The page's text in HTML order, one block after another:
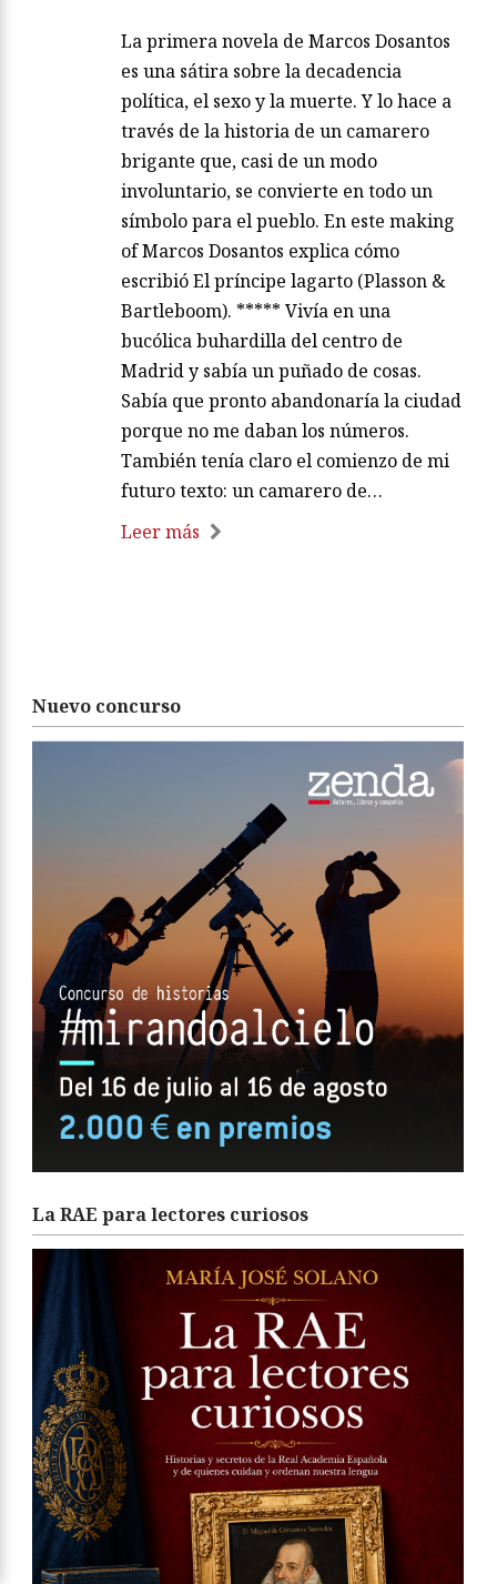
La primera novela de Marcos Dosantos
es una sátira sobre la decadencia
política, el sexo y la muerte. Y lo hace a
través de la historia de un camarero
brigante que, casi de un modo
involuntario, se convierte en todo un
símbolo para el pueblo. En este making
of Marcos Dosantos explica cómo
escribió El príncipe lagarto (Plasson &
Bartleboom). ***** Vivía en una
bucólica buhardilla del centro de
Madrid y sabía un puñado de cosas.
Sabía que pronto abandonaría la ciudad
porque no me daban los números.
También tenía claro el comienzo de mi
futuro texto: un camarero de…
Leer más
Nuevo concurso
La RAE para lectores curiosos